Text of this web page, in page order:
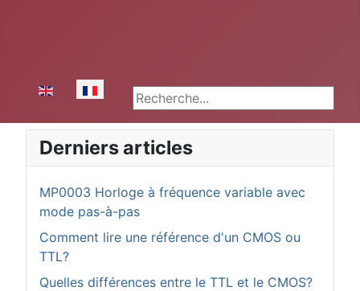
Sélectionnez votre langue
Rechercher
Derniers articles
MP0003 Horloge à fréquence variable avec
mode pas-à-pas
Comment lire une référence d'un CMOS ou
TTL?
Quelles différences entre le TTL et le CMOS?